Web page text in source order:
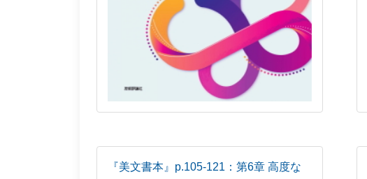
『美文書本』p.105-121：第6章 高度な